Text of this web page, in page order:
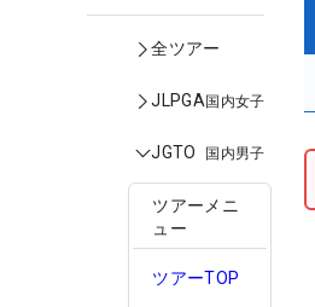
全ツアー
JLPGA国内女子
JGTO 国内男子
ツアーメニ
ュー
ツアーTOP